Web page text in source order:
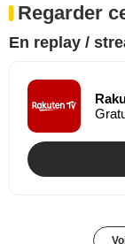
Regarder
En replay /